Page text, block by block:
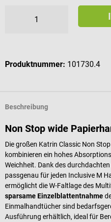
Produktnummer: 101730.4
Beschreibung
Non Stop wide
Die großen Katrin Classic Non
kombinieren ein hohes
Weichheit. Dank des
passgenau für jeden Inclusive M
ermöglicht die W-Faltlage des
sparsame Einzelblattentnahme
Einmalhandtücher sind
Ausführung erhältlich, ideal für